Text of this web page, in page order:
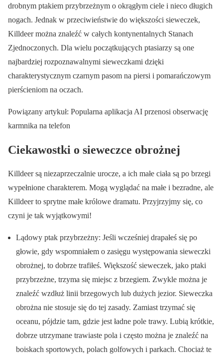
drobnym ptakiem przybrzeżnym o okrągłym ciele i nieco długich
nogach. Jednak w przeciwieństwie do większości sieweczek,
Killdeer można znaleźć w całych kontynentalnych Stanach
Zjednoczonych. Dla wielu początkujących ptasiarzy są one
najbardziej rozpoznawalnymi sieweczkami dzięki
charakterystycznym czarnym pasom na piersi i pomarańczowym
pierścieniom na oczach.
Powiązany artykuł: Popularna aplikacja AI przenosi obserwację
karmnika na telefon
Ciekawostki o sieweczce obrożnej
Killdeer są niezaprzeczalnie urocze, a ich małe ciała są po brzegi
wypełnione charakterem. Mogą wyglądać na małe i bezradne, ale
Killdeer to sprytne małe królowe dramatu. Przyjrzyjmy się, co
czyni je tak wyjątkowymi!
Lądowy ptak przybrzeżny: Jeśli wcześniej drapałeś się po
głowie, gdy wspomniałem o zasięgu występowania sieweczki
obrożnej, to dobrze trafiłeś. Większość sieweczek, jako ptaki
przybrzeżne, trzyma się miejsc z brzegiem. Zwykle można je
znaleźć wzdłuż linii brzegowych lub dużych jezior. Sieweczka
obrożna nie stosuje się do tej zasady. Zamiast trzymać się
oceanu, pójdzie tam, gdzie jest ładne pole trawy. Lubią krótkie,
dobrze utrzymane trawiaste pola i często można je znaleźć na
boiskach sportowych, polach golfowych i parkach. Chociaż te